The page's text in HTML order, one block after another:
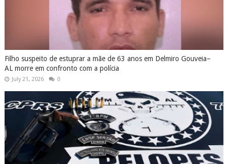
Filho suspeito de estuprar a mãe de 63 anos em Delmiro Gouveia–
AL morre em confronto com a polícia
July 21, 2026 0